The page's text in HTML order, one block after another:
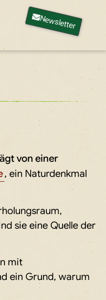
Newsletter
von einer
, ein Naturdenkmal
sie eine Quelle der
mit
ein Grund, warum